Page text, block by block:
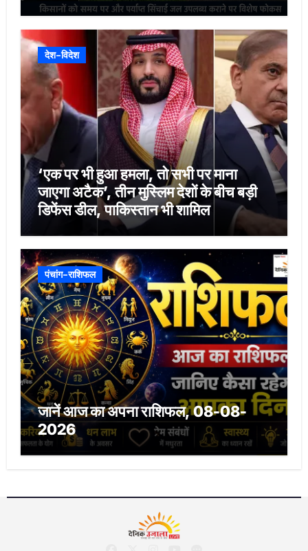
देश-विदेश
‘एक पर भी हुआ हमला, तो सभी पर माना
जाएगा अटैक’, तीन मुस्लिम देशों के बीच बड़ी
डिफेंस डील, पाकिस्तान भी शामिल
पंचांग-राशिफल
जानें आज का अपना राशिफल, 08-08-
2026